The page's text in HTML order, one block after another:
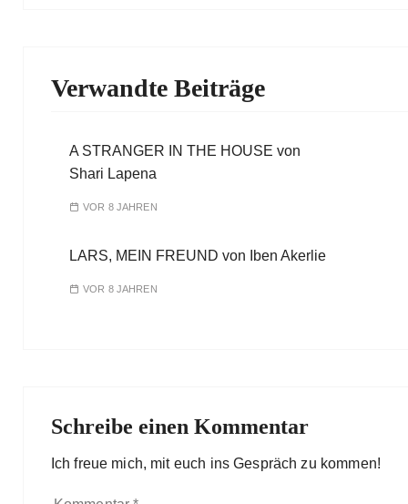
Verwandte Beiträge
A STRANGER IN THE HOUSE von
Shari Lapena
VOR 8 JAHREN
LARS, MEIN FREUND von Iben Akerlie
VOR 8 JAHREN
Schreibe einen Kommentar
Ich freue mich, mit euch ins Gespräch zu kommen!